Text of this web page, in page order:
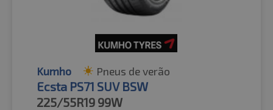
Kumho Pneus de verão
Ecsta PS71 SUV BSW
225/55R19 99W